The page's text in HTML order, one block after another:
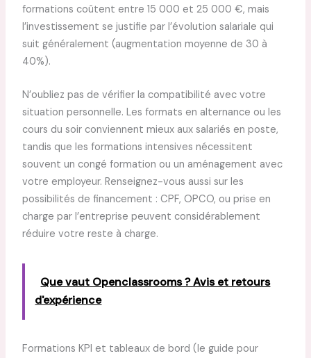
formations coûtent entre 15 000 et 25 000 €, mais
l’investissement se justifie par l’évolution salariale qui
suit généralement (augmentation moyenne de 30 à
40%).
N’oubliez pas de vérifier la compatibilité avec votre
situation personnelle. Les formats en alternance ou les
cours du soir conviennent mieux aux salariés en poste,
tandis que les formations intensives nécessitent
souvent un congé formation ou un aménagement avec
votre employeur. Renseignez-vous aussi sur les
possibilités de financement : CPF, OPCO, ou prise en
charge par l’entreprise peuvent considérablement
réduire votre reste à charge.
Que vaut Openclassrooms ? Avis et retours
d'expérience
Formations KPI et tableaux de bord (le guide pour